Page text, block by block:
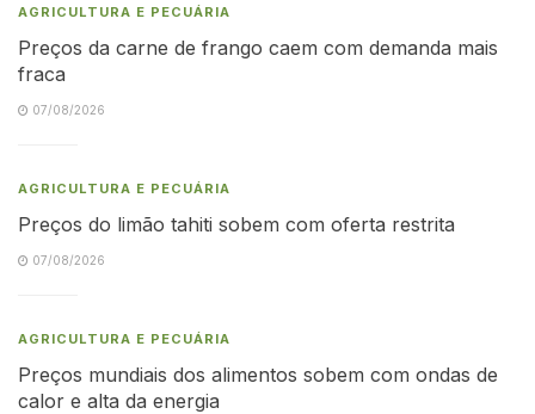
AGRICULTURA E PECUÁRIA
Preços da carne de frango caem com demanda mais
fraca
07/08/2026
AGRICULTURA E PECUÁRIA
Preços do limão tahiti sobem com oferta restrita
07/08/2026
AGRICULTURA E PECUÁRIA
Preços mundiais dos alimentos sobem com ondas de
calor e alta da energia